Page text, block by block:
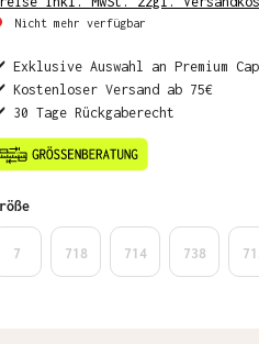
Nicht mehr verfügbar
Exklusive Auswahl an Premium
Kostenloser Versand ab 75€
30 Tage Rückgaberecht
auswählen
7 718 714 738